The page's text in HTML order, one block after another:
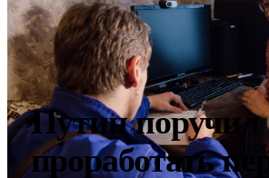
Путин поручил
проработать